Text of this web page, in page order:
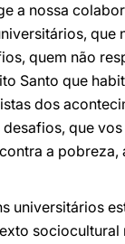
a nossa
quem não
Santo que
dos
que
a
universitários